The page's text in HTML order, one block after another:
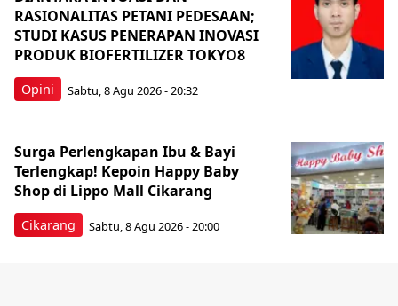
Opini
RASIONALITAS PETANI PEDESAAN;
STUDI KASUS PENERAPAN INOVASI
PRODUK BIOFERTILIZER TOKYO8
Sabtu, 8 Agu 2026 - 20:32
Cikarang
Surga Perlengkapan Ibu & Bayi
Terlengkap! Kepoin Happy Baby
Shop di Lippo Mall Cikarang
Sabtu, 8 Agu 2026 - 20:00